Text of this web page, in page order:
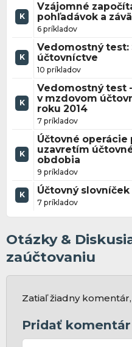
K
Vzájomné
pohľadávok a
6 príkladov
K
Vedomostný test:
účtovníctve
10 príkladov
K
Vedomostný test
v mzdovom
roku 2014
7 príkladov
K
Účtovné operácie
uzavretím
obdobia
9 príkladov
K Účtovný slovníček II
7 príkladov
Otázky &
zaúčtovaniu
Zatiaľ žiadny
Pridať komentár